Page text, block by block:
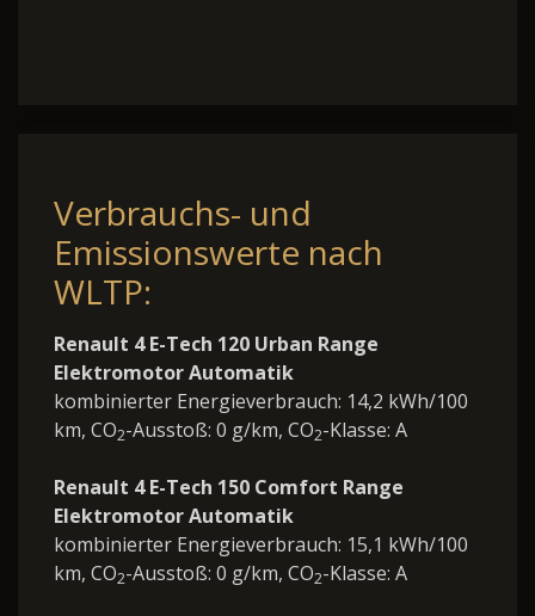
Verbrauchs- und
Emissionswerte nach
WLTP:
Renault 4 E-Tech 120 Urban Range
Elektromotor Automatik
kombinierter Energieverbrauch: 14,2 kWh/100
km, CO2-Ausstoß: 0 g/km, CO2-Klasse: A
Renault 4 E-Tech 150 Comfort Range
Elektromotor Automatik
kombinierter Energieverbrauch: 15,1 kWh/100
km, CO2-Ausstoß: 0 g/km, CO2-Klasse: A